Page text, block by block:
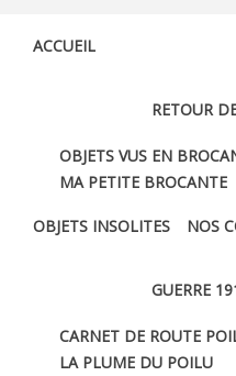
ACCUEIL
RETOUR
OBJETS VUS EN
MA PETITE BROCANTE
OBJETS INSOLITES NOS
GUERRE
CARNET DE ROUTE
LA PLUME DU POILU